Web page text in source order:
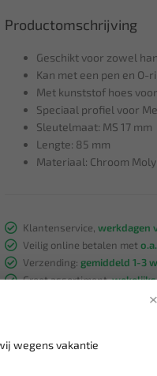
×
wegens vakantie
Productomschrijving
Geschikt voor zowel
Kan met een pen en
Met kunststof hoes
Speciaal profiel voor
Sleutelmaat: MS 17 mm
Lengte: 85 mm
Materiaal: Chroom
Klantenservice, werkdagen
Veilig online betalen met
Verzending: gemiddeld 1-3
Groot assortiment,
€ 6,95